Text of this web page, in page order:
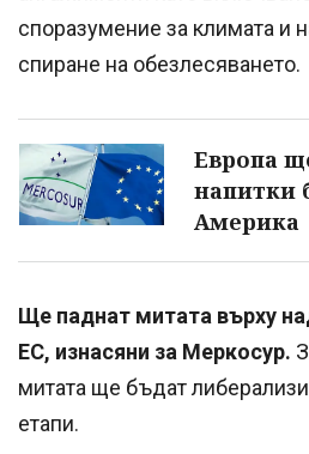
споразумение за климата и
спиране на обезлесяването.
Европа
напитки
Америка
Ще паднат митата върху
ЕС, изнасяни за Меркосур.
митата ще бъдат
етапи.